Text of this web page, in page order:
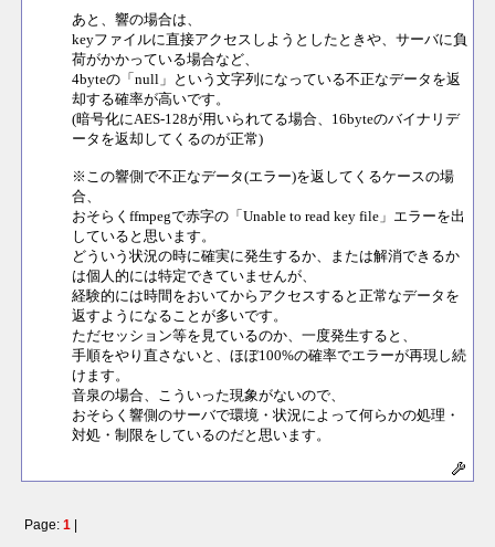
あと、響の場合は、
keyファイルに直接アクセスしようとしたときや、サーバに負
荷がかかっている場合など、
4byteの「null」という文字列になっている不正なデータを返
却する確率が高いです。
(暗号化にAES-128が用いられてる場合、16byteのバイナリデ
ータを返却してくるのが正常)
※この響側で不正なデータ(エラー)を返してくるケースの場
合、
おそらくffmpegで赤字の「Unable to read key file」エラーを出
していると思います。
どういう状況の時に確実に発生するか、または解消できるか
は個人的には特定できていませんが、
経験的には時間をおいてからアクセスすると正常なデータを
返すようになることが多いです。
ただセッション等を見ているのか、一度発生すると、
手順をやり直さないと、ほぼ100%の確率でエラーが再現し続
けます。
音泉の場合、こういった現象がないので、
おそらく響側のサーバで環境・状況によって何らかの処理・
対処・制限をしているのだと思います。
Page: 1